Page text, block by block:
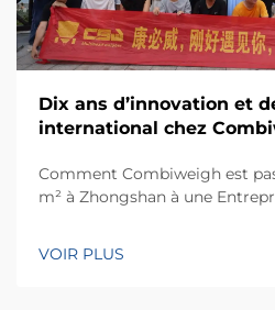
Dix ans d’innovation et
international chez
Comment Combiweigh est
m² à Zhongshan à une
dès aujourd'hui une
VOIR PLUS